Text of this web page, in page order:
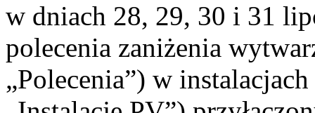
w dniach 28, 29, 30 i 31
polecenia zaniżenia
„Polecenia”) w